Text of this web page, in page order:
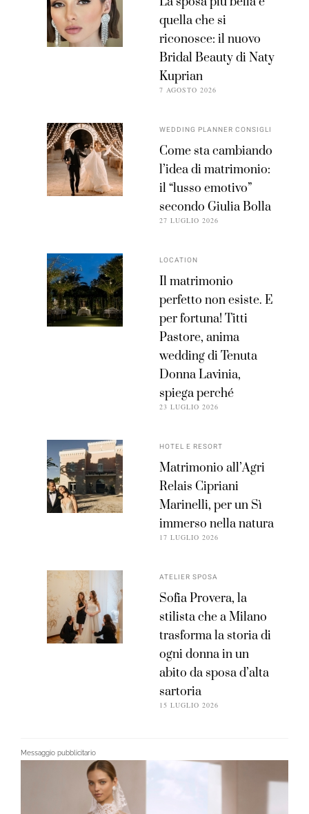
quella che si
riconosce: il nuovo
Bridal Beauty di Naty
Kuprian
7 AGOSTO 2026
WEDDING PLANNER CONSIGLI
Come sta cambiando
l’idea di matrimonio:
il “lusso emotivo”
secondo Giulia Bolla
27 LUGLIO 2026
LOCATION
Il matrimonio
perfetto non esiste. E
per fortuna! Titti
Pastore, anima
wedding di Tenuta
Donna Lavinia,
spiega perché
23 LUGLIO 2026
HOTEL E RESORT
Matrimonio all’Agri
Relais Cipriani
Marinelli, per un Sì
immerso nella natura
17 LUGLIO 2026
ATELIER SPOSA
Sofia Provera, la
stilista che a Milano
trasforma la storia di
ogni donna in un
abito da sposa d’alta
sartoria
15 LUGLIO 2026
Messaggio pubblicitario